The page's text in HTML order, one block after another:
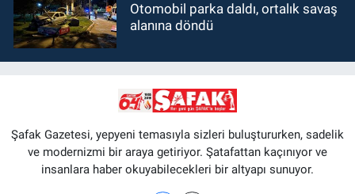
Otomobil parka daldı, ortalık savaş
alanına döndü
Şafak Gazetesi, yepyeni temasıyla sizleri buluştururken, sadelik
ve modernizmi bir araya getiriyor. Şatafattan kaçınıyor ve
insanlara haber okuyabilecekleri bir altyapı sunuyor.